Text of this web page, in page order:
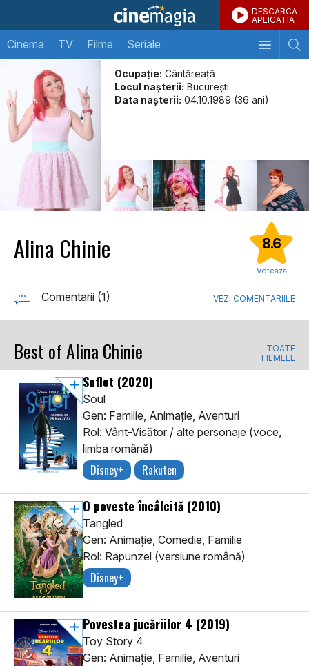
DESCARCA
APLICATIA
Cinema TV Filme Seriale
Ocupație: Cântăreață
Locul naşterii: București
Data naşterii: 04.10.1989 (36 ani)
Alina Chinie 8.6
Votează
Comentarii (1) VEZI COMENTARIILE
Best of Alina Chinie
TOATE
FILMELE
Suflet (2020)
Soul
Gen: Familie, Animaţie, Aventuri
Rol: Vânt-Visător / alte personaje (voce,
limba română)
Disney+ Rakuten
O poveste încâlcită (2010)
Tangled
Gen: Animaţie, Comedie, Familie
Rol: Rapunzel (versiune română)
Disney+
Povestea jucăriilor 4 (2019)
Toy Story 4
Gen: Animaţie, Familie, Aventuri